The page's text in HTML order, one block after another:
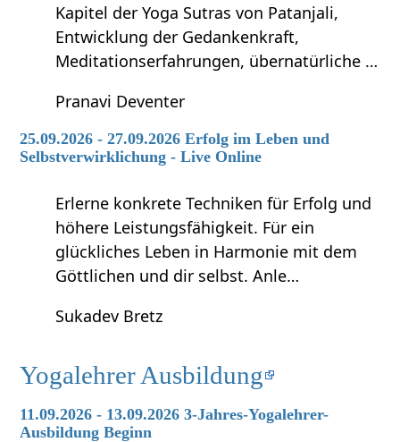
Kapitel der Yoga Sutras von Patanjali,
Entwicklung der Gedankenkraft,
Meditationserfahrungen, übernatürliche …
Pranavi Deventer
25.09.2026 - 27.09.2026 Erfolg im Leben und
Selbstverwirklichung - Live Online
Erlerne konkrete Techniken für Erfolg und
höhere Leistungsfähigkeit. Für ein
glückliches Leben in Harmonie mit dem
Göttlichen und dir selbst. Anle…
Sukadev Bretz
Yogalehrer Ausbildung
11.09.2026 - 13.09.2026 3-Jahres-Yogalehrer-
Ausbildung Beginn